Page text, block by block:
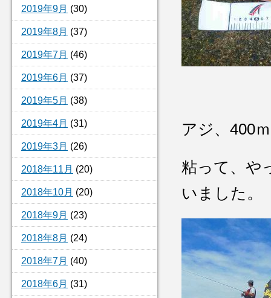
2019年9月 (30)
2019年8月 (37)
2019年7月 (46)
2019年6月 (37)
2019年5月 (38)
2019年4月 (31)
2019年3月 (26)
2018年11月 (20)
2018年10月 (20)
2018年9月 (23)
2018年8月 (24)
2018年7月 (40)
2018年6月 (31)
アジ、400
粘って、や
いました。